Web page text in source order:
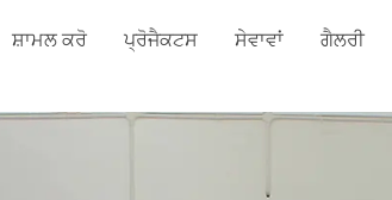
ਸ਼ਾਮਲ ਕਰੋ ਪ੍ਰੋਜੈਕਟਸ ਸੇਵਾਵਾਂ ਗੈਲਰੀ